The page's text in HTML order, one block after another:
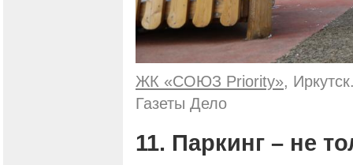
ЖК «СОЮЗ Priority»,
Газеты Дело
11. Паркинг – не